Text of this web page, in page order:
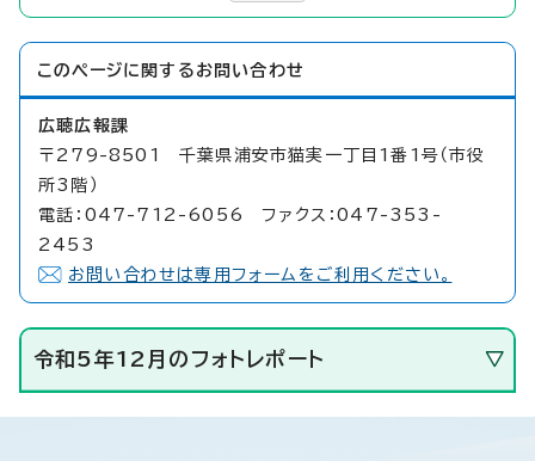
このページに関する お問い合わせ
広聴広報課
〒279-8501 千葉県浦安市猫実一丁目1番1号（市役
所3階）
電話：047-712-6056 ファクス：047-353-
2453
お問い合わせは専用フォームをご利用ください。
令和5年12月のフォトレポート